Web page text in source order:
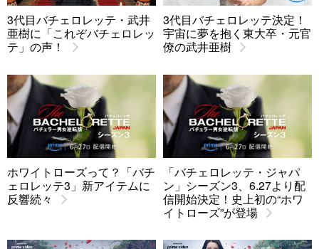
3代目バチェロレッテ・武井
亜樹に「これぞバチェロレッ
テ」の声！
3代目バチェロレッテ決定！
宇宙に夢を抱く東大卒・元官
僚の武井亜樹
ホワイトローズって？「バチ
ェロレッテ3」新アイテムに
反響続々
「バチェロレッテ・ジャパ
ン」シーズン3、6.27より配
信開始決定！史上初の“ホワ
イトローズ”が登場